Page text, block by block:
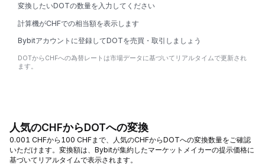
変換したいDOTの数量を入力してください
計算機がCHFでの相当額を表示します
Bybitアカウントに登録してDOTを売買・取引しましょう
DOTからCHFへの為替レートは市場データに基づいてリアルタイムで更新され
ます。
人気のCHFからDOTへの変換
0.001 CHFから100 CHFまで、人気のCHFからDOTへの変換数量をご確認
いただけます。変換額は、Bybitが集約したマーケットメイカーの提示価格に
基づいてリアルタイムで表示されます。